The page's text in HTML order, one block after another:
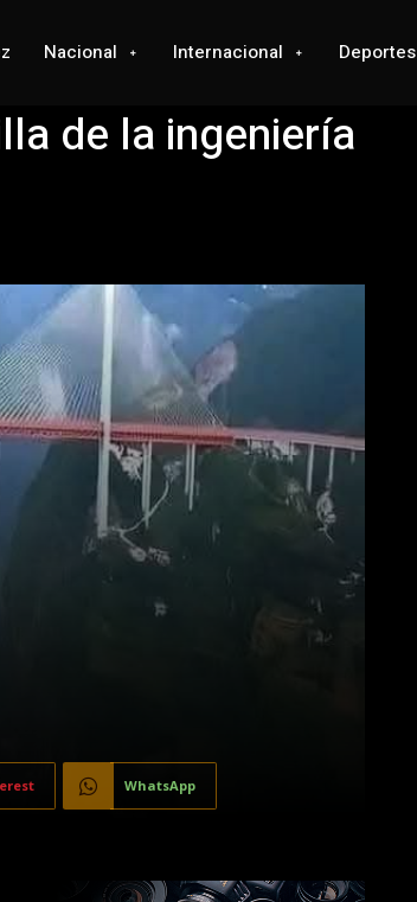
Nacional Internacional Deportes
de la ingeniería
WhatsApp